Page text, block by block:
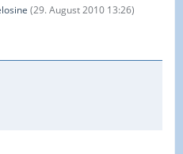
(29. August 2010 13:26)